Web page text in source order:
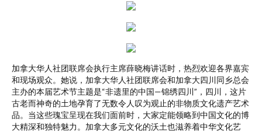
加拿大华人社团联席会执行主席薛晓梅讲话时，热烈欢迎各界嘉宾
和现场观众。她说，加拿大华人社团联席会和加拿大四川同乡总会
主办的本届艺术节主题是“非遗里的中国—锦绣四川”，四川，这片
古老而神奇的土地孕育了无数令人叹为观止的非物质文化遗产艺术
品。当这些瑰宝呈现在我们面前时，大家定能领略到中国文化的博
大精深和独特魅力。加拿大多元文化的沃土也滋养着中华文化艺